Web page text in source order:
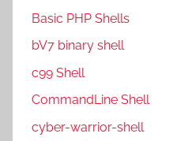
Basic PHP Shells
bV7 binary shell
c99 Shell
CommandLine Shell
cyber-warrior-shell